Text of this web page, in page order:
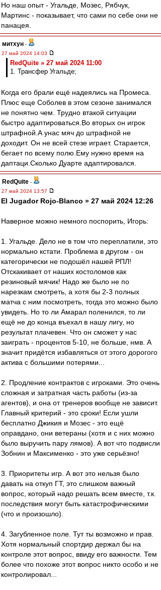
Но наш опыт - Угальде, Мозес, Рябчук,
Мартинс - показывает, что сами по себе они не
панацея.
митхун -
27 май 2024 14:03
RedQuite » 27 май 2024 11:00
1. Трансфер Угальде;
Когда его брали ещё надеялись на Промеса.
Плюс еще Соболев в этом сезоне занимался
не понятно чем. Трудно втакой ситуации
быстро адаптироваться.Во вторых он игрок
штрафной.А унас мяч до штрафной не
доходит. Он не всей стезе играет. Старается,
бегает по всему полю.Ему нужно время на
даптаци.Сколько Дуарте адаптировался.
RedQuite -
27 май 2024 13:57
El Jugador Rojo-Blanco » 27 май 2024 12:26
Наверное можно немного поспорить, Игорь:
1. Угальде. Дело не в том что переплатили, это
нормально кстати. Проблема в другом - он
категорически не подошёл нашей РПЛ!
Отскакивает от наших костоломов как
резиновый мячик! Надо же было не по
нарезкам смотреть, а хотя бы 2-3 полных
матча с ним посмотреть, тогда это можно было
увидеть. Но то ли Амарал поленился, то ли
ещё не до конца въехал в нашу лигу, но
результат плачевен. Что он сможет у нас
заиграть - процентов 5-10, не больше, нмв. А
значит придётся избавляться от этого дорогого
актива с большими потерями...
2. Продление контрактов с игроками. Это очень
сложная и затратная часть работы (из-за
агентов), и она от тренеров вообще не зависит.
Главный критерий - это сроки! Если ушли
бесплатно Джикия и Мозес - это ещё
оправдано, они ветераны (хотя и с них можно
было выручить пару лямов). А вот что подвисли
Зобнин и Максименко - это уже серьёзно!
3. Приоритеты игр. А вот это нельзя было
давать на откуп ГТ, это слишком важный
вопрос, который надо решать всем вместе, т.к.
последствия могут быть катастрофическими
(что и произошло).
4. Загубленное поле. Тут ты возможно и прав.
Хотя нормальный спортдир держал бы на
контроле этот вопрос, ввиду его важности. Тем
более что похоже этот вопрос никто особо и не
контролировал...